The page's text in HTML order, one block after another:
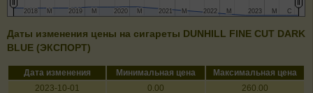
2018
2018 2019
2019 2020
2020 2021
2021 2022
2022 2023
2023
М
М М
М М
М М
М М
М М
М С
С
Даты изменения цены на сигареты DUNHILL FINE CUT DARK
BLUE (ЭКСПОРТ)
Дата изменения Минимальная цена
Максимальная цена
2023-10-01
0.00
260.00